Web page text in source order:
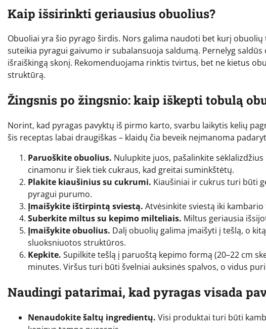
Kaip išsirinkti geriausius obuolius?
Obuoliai yra šio pyrago širdis. Nors galima naudoti bet kurį
suteikia pyragui gaivumo ir subalansuoja saldumą. Pernelyg
išraiškingą skonį. Rekomenduojama rinktis tvirtus, bet ne kietus
struktūrą.
Žingsnis po žingsnio: kaip iškepti tobulą
Norint, kad pyragas pavyktų iš pirmo karto, svarbu laikytis kelių
šis receptas labai draugiškas – klaidų čia beveik neįmanoma
Paruoškite obuolius. Nulupkite juos, pašalinkite
cinamonu ir šiek tiek cukraus, kad greitai suminkštėtų.
Plakite kiaušinius su cukrumi. Kiaušiniai ir cukrus turi būti
pyragui purumo.
Įmaišykite ištirpintą sviestą. Atvėsinkite sviestą iki
Suberkite miltus su kepimo milteliais. Miltus geriausia
Įmaišykite obuolius. Dalį obuolių galima įmaišyti į tešlą, o
sluoksniuotos struktūros.
Kepkite. Supilkite tešlą į paruoštą kepimo formą (20–22 cm
minutes. Viršus turi būti švelniai auksinės spalvos, o vidus
Naudingi patarimai, kad pyragas visada
Nenaudokite šaltų ingredientų. Visi produktai turi būti